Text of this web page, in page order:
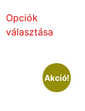
Opciók
választása
Akció!